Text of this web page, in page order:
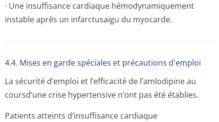
· Une insuffisance cardiaque hémodynamiquement
instable après un infarctusaigu du myocarde.
4.4. Mises en garde spéciales et précautions d'emploi
La sécurité d’emploi et l’efficacité de l’amlodipine au
coursd’une crise hypertensive n’ont pas été établies.
Patients atteints d’insuffisance cardiaque